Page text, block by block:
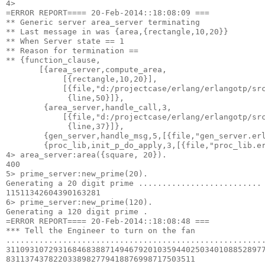
4>
=ERROR REPORT==== 20-Feb-2014::18:08:09 ===
** Generic server area_server terminating
** Last message in was {area,{rectangle,10,20}}
** When Server state == 1
** Reason for termination ==
** {function_clause,
       [{area_server,compute_area,
            [{rectangle,10,20}],
[{file,"d:/projectcase/erlang/erlangotp/
             {line,50}]},
        {area_server,handle_call,3,
[{file,"d:/projectcase/erlang/erlangotp/
             {line,37}]},
4> area_server:area({square, 20}).
400
5> prime_server:new_prime(20).
Generating a 20 digit prime ..........................
11511342604390163281
6> prime_server:new_prime(120).
Generating a 120 digit prime .
=ERROR REPORT==== 20-Feb-2014::18:08:48 ===
*** Tell the Engineer to turn on the fan
8311374378220338982779418876998717503511